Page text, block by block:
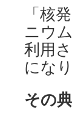
「核
ニウ
利用
にな
その